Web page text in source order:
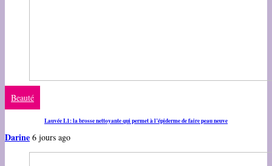
Beauté
Lauvée L1: la brosse nettoyante qui permet à l’épiderme de faire peau neuve
Darine 6 jours ago